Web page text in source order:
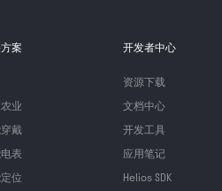
案
业
戴
表
位
开发者中心
资源下载
文档中心
开发工具
应用笔记
Helios SDK